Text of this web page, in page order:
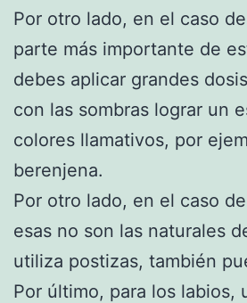
Por otro lado, en el caso
parte más importante de
debes aplicar grandes
con las sombras lograr un
colores llamativos, por
berenjena.
Por otro lado, en el caso
esas no son las naturales
utiliza postizas, también
Por último, para los labios,